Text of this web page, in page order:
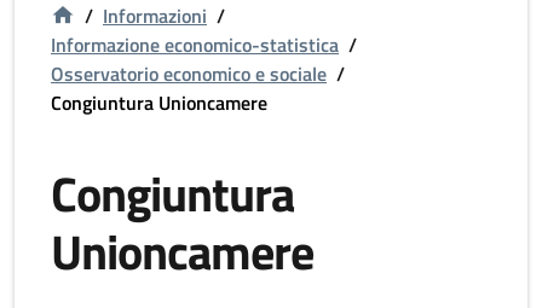
/ Informazioni /
Informazione economico-statistica /
Osservatorio economico e sociale /
Congiuntura Unioncamere
Congiuntura
Unioncamere